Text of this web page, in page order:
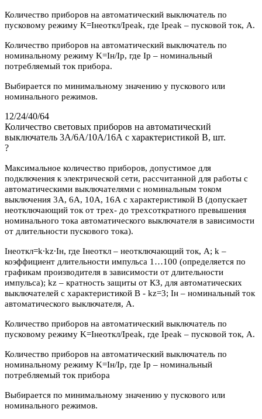
Количество приборов на автоматический выключатель по
пусковому режиму K=Iнеоткл/Ipeak, где Ipeak – пусковой ток, А.
Количество приборов на автоматический выключатель по
номинальному режиму K=Iн/Iр, где Iр – номинальный
потребляемый ток прибора.
Выбирается по минимальному значению у пускового или
номинального режимов.
12/24/40/64
Количество световых приборов на автоматический
выключатель 3А/6А/10А/16А с характеристикой В, шт.
?
Максимальное количество приборов, допустимое для
подключения к электрической сети, рассчитанной для работы с
автоматическими выключателями с номинальным током
выключения 3А, 6А, 10А, 16А с характеристикой В (допускает
неотключающий ток от трех- до трехсоткратного превышения
номинального тока автоматического выключателя в зависимости
от длительности пускового тока).
Iнеоткл=k∙kz∙Iн, где Iнеоткл – неотключающий ток, А; k –
коэффициент длительности импульса 1…100 (определяется по
графикам производителя в зависимости от длительности
импульса); kz – кратность защиты от КЗ, для автоматических
выключателей с характеристикой В - kz=3; Iн – номинальный ток
автоматического выключателя, А.
Количество приборов на автоматический выключатель по
пусковому режиму K=Iнеоткл/Ipeak, где Ipeak – пусковой ток, А.
Количество приборов на автоматический выключатель по
номинальному режиму K=Iн/Iр, где Iр – номинальный
потребляемый ток прибора
Выбирается по минимальному значению у пускового или
номинального режимов.